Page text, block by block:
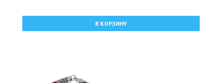
В КОРЗИНУ